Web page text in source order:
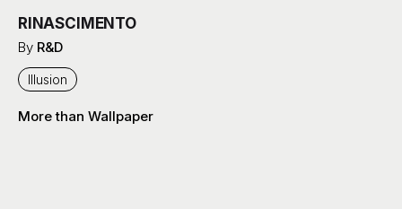
RINASCIMENTO
By R&D
Illusion
More than Wallpaper